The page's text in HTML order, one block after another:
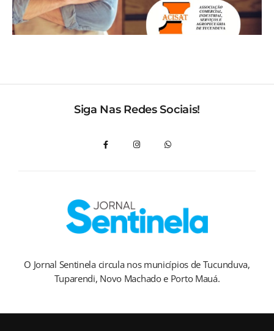
Siga Nas Redes Sociais!
O Jornal Sentinela circula nos municípios de Tucunduva,
Tuparendi, Novo Machado e Porto Mauá.